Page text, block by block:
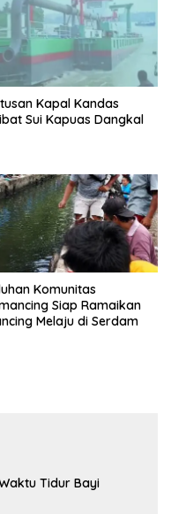
Kapal Kandas
Sui Kapuas Dangkal
Komunitas
Siap Ramaikan
Melaju di Serdam
Tidur Bayi